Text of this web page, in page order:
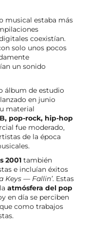
musical estaba más
coexistían.
solo unos pocos
un sonido
álbum de estudio
en junio
material
pop-rock, hip-hop
fue moderado,
de la época
2001 también
e incluían éxitos
Keys — Fallin’. Estas
atmósfera del pop
en día se perciben
como trabajos